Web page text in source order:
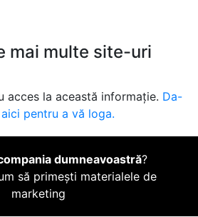
mai multe site-uri
acces la această informație. Da-
pentru a vă loga.
dumneavoastră?
să primești materialele de
marketing